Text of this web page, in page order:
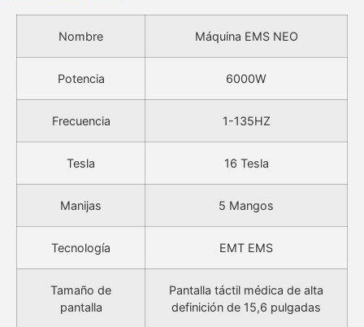
Nombre Máquina EMS NEO
Potencia 6000W
Frecuencia 1-135HZ
Tesla 16 Tesla
Manijas 5 Mangos
Tecnología EMT EMS
Tamaño de
pantalla
Pantalla táctil médica de alta
definición de 15,6 pulgadas